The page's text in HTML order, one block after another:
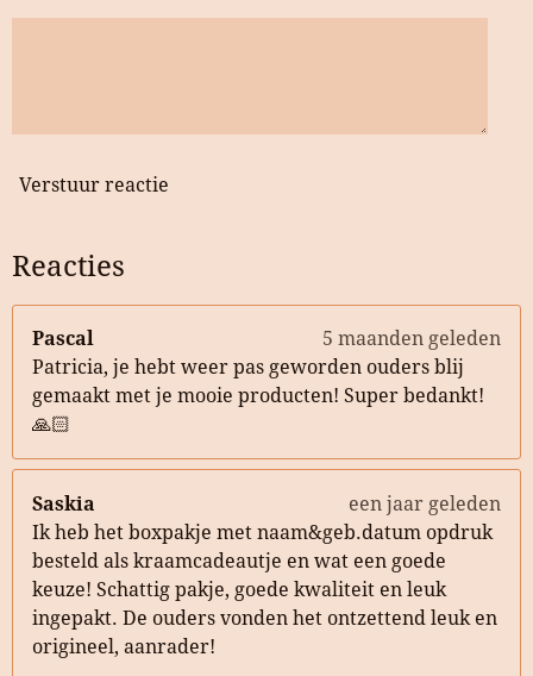
Verstuur reactie
Reacties
Pascal
5 maanden geleden
Patricia, je hebt weer pas geworden ouders blij
gemaakt met je mooie producten! Super bedankt!
🙏🏻
Saskia
een jaar geleden
Ik heb het boxpakje met naam&geb.datum opdruk
besteld als kraamcadeautje en wat een goede
keuze! Schattig pakje, goede kwaliteit en leuk
ingepakt. De ouders vonden het ontzettend leuk en
origineel, aanrader!